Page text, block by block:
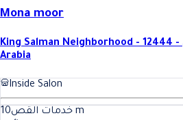
Mona moor
King Salman Neighborhood - 12444 - منطقة الرياض - Saudi
Arabia
Inside Salon
خدمات القص10
m